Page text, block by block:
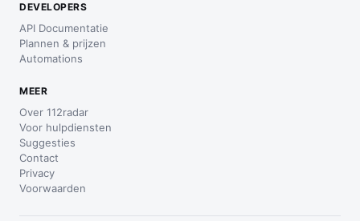
DEVELOPERS
API Documentatie
Plannen & prijzen
Automations
MEER
Over 112radar
Voor hulpdiensten
Suggesties
Contact
Privacy
Voorwaarden